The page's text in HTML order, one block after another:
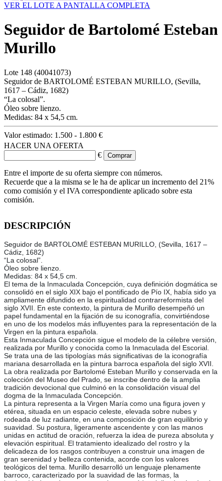
VER EL LOTE A PANTALLA COMPLETA
Seguidor de Bartolomé Esteban
Murillo
Lote 148 (40041073)
Seguidor de BARTOLOMÉ ESTEBAN MURILLO, (Sevilla,
1617 – Cádiz, 1682)
“La colosal”.
Óleo sobre lienzo.
Medidas: 84 x 54,5 cm.
Valor estimado: 1.500 - 1.800 €
HACER UNA OFERTA
€
Entre el importe de su oferta siempre con números.
Recuerde que a la misma se le ha de aplicar un incremento del 21%
como comisión y el IVA correspondiente aplicado sobre esta
comisión.
DESCRIPCIÓN
Seguidor de BARTOLOMÉ ESTEBAN MURILLO, (Sevilla, 1617 –
Cádiz, 1682)
“La colosal”.
Óleo sobre lienzo.
Medidas: 84 x 54,5 cm.
El tema de la Inmaculada Concepción, cuya definición dogmática se
consolidó en el siglo XIX bajo el pontificado de Pío IX, había sido ya
ampliamente difundido en la espiritualidad contrarreformista del
siglo XVII. En este contexto, la pintura de Murillo desempeñó un
papel fundamental en la fijación de su iconografía, convirtiéndose
en uno de los modelos más influyentes para la representación de la
Virgen en la pintura española.
Esta Inmaculada Concepción sigue el modelo de la célebre versión,
realizada por Murillo y conocida como la Inmaculada del Escorial.
Se trata una de las tipologías más significativas de la iconografía
mariana desarrollada en la pintura barroca española del siglo XVII.
La obra realizada por Bartolomé Esteban Murillo y conservada en la
colección del Museo del Prado, se inscribe dentro de la amplia
tradición devocional que culminó en la consolidación visual del
dogma de la Inmaculada Concepción.
La pintura representa a la Virgen María como una figura joven y
etérea, situada en un espacio celeste, elevada sobre nubes y
rodeada de luz radiante, en una composición de gran equilibrio y
suavidad. Su postura, ligeramente ascendente y con las manos
unidas en actitud de oración, refuerza la idea de pureza absoluta y
elevación espiritual. El tratamiento idealizado del rostro y la
delicadeza de los rasgos contribuyen a construir una imagen de
gran serenidad y belleza contenida, acorde con los valores
teológicos del tema. Murillo desarrolló un lenguaje plenamente
barroco, caracterizado por la suavidad de las formas, la